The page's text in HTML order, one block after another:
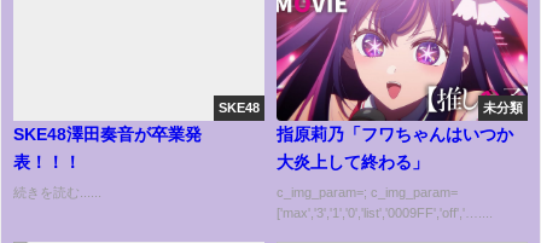
SKE48
SKE48澤田奏音が卒業発
表！！！
続きを読む......
未分類
指原莉乃「フワちゃんはいつか
大炎上して終わる」
c_img_param=; c_img_param=
['max','3','1','0','list','0009FF','off','…....